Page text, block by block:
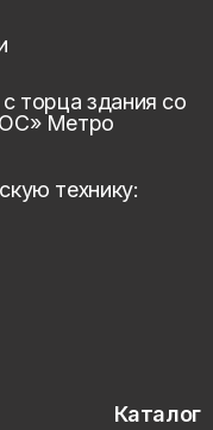
торца здания со
Метро
технику:
Каталог